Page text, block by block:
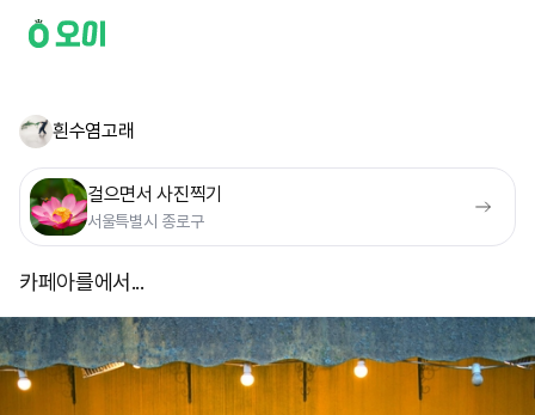
흰수염고래
걸으면서 사진찍기
서울특별시 종로구
카페아를에서...